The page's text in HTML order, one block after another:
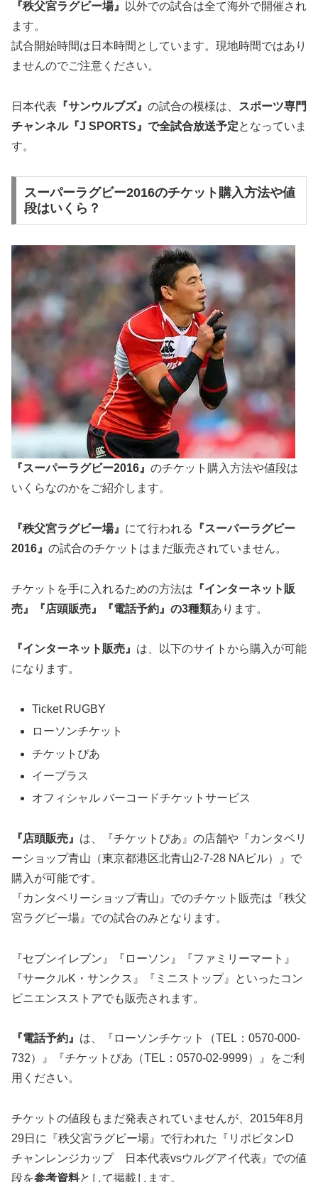
『秩父宮ラグビー場』
以外での試合は全て海外で開催され
ます。
試合開始時間は日本時間としています。現地時間ではあり
ませんのでご注意ください。
日本代表 『サンウルブズ』 の試合の模様は、
スポーツ専門
チャンネル『J SPORTS』 で全試合放送予定となっていま
す。
スーパーラグビー2016のチケット購入方法や値
段はいくら？
『スーパーラグビー2016』 のチケット購入方法や値段は
いくらなのかをご紹介します。
『秩父宮ラグビー場』 にて行われる
『スーパーラグビー
2016』 の試合のチケットはまだ販売されていません。
チケットを手に入れるための方法は 『インターネット販
売』『店頭販売』『電話予約』の3種類あります。
『インターネット販売』 は、以下のサイトから購入が可能
になります。
Ticket RUGBY
ローソンチケット
チケットぴあ
イープラス
オフィシャル バーコードチケットサービス
『店頭販売』 は、『チケットぴあ』の店舗や『カンタベリ
ーショップ青山（東京都港区北青山2-7-28 NAビル）』で
購入が可能です。
『カンタベリーショップ青山』でのチケット販売は『秩父
宮ラグビー場』での試合のみとなります。
『セブンイレブン』『ローソン』『ファミリーマート』
『サークルK・サンクス』『ミニストップ』といったコン
ビニエンスストアでも販売されます。
『電話予約』 は、『ローソンチケット（TEL：0570-000-
732）』『チケットぴあ（TEL：0570-02-9999）』をご利
用ください。
チケットの値段もまだ発表されていませんが、2015年8月
29日に『秩父宮ラグビー場』で行われた『リポビタンD
チャンレンジカップ 日本代表vsウルグアイ代表』での値
段を参考資料として掲載します。